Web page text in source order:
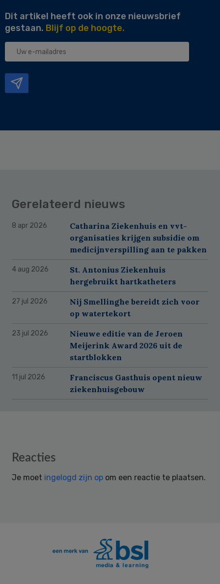
Dit artikel heeft ook in onze nieuwsbrief
gestaan. Blijf op de hoogte.
Uw
Gerelateerd nieuws
8 apr 2026
Catharina Ziekenhuis en vvt-
organisaties krijgen subsidie om
medicijnverspilling aan te pakken
4 aug 2026
St. Antonius Ziekenhuis
hergebruikt hartkatheters
27 jul 2026
Nij Smellinghe bereidt zich voor
op watertekort
23 jul 2026
Nieuwe editie van de Jeroen
Meijerink Award 2026 uit de
startblokken
11 jul 2026
Franciscus Gasthuis opent nieuw
ziekenhuisgebouw
Reader
Reacties
Je moet ingelogd zijn op om een reactie te plaatsen.